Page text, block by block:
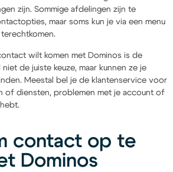
zijn. Sommige afdelingen zijn te
maar soms kun je via een menu
wilt komen met Dominos is de
de juiste keuze, maar kunnen ze je
Meestal bel je de klantenservice voor
of diensten, problemen met je account of
contact op te
Dominos